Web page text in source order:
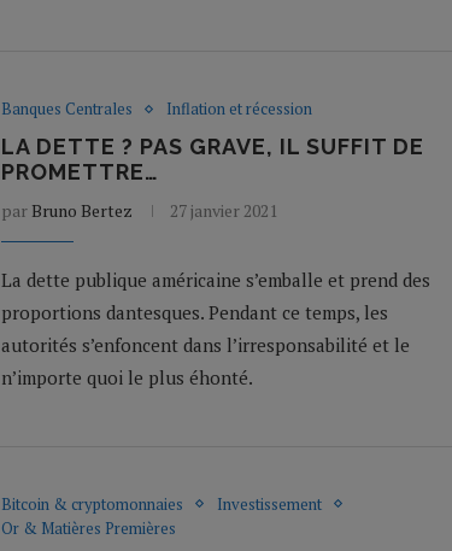
Banques Centrales Inflation et récession
LA DETTE ? PAS GRAVE, IL SUFFIT DE
PROMETTRE…
par Bruno Bertez 27 janvier 2021
La dette publique américaine s’emballe et prend des
proportions dantesques. Pendant ce temps, les
autorités s’enfoncent dans l’irresponsabilité et le
n’importe quoi le plus éhonté.
Bitcoin & cryptomonnaies
Investissement
Or & Matières Premières